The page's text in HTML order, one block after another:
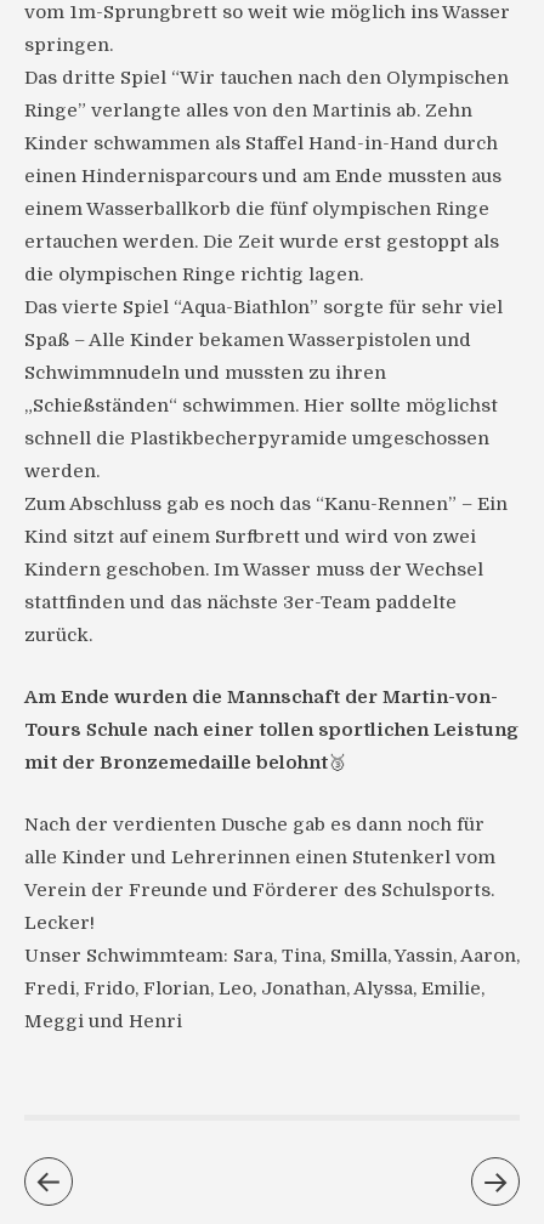
vom 1m-Sprungbrett so weit wie möglich ins Wasser
springen.
Das dritte Spiel “Wir tauchen nach den Olympischen
Ringe” verlangte alles von den Martinis ab. Zehn
Kinder schwammen als Staffel Hand-in-Hand durch
einen Hindernisparcours und am Ende mussten aus
einem Wasserballkorb die fünf olympischen Ringe
ertauchen werden. Die Zeit wurde erst gestoppt als
die olympischen Ringe richtig lagen.
Das vierte Spiel “Aqua-Biathlon” sorgte für sehr viel
Spaß – Alle Kinder bekamen Wasserpistolen und
Schwimmnudeln und mussten zu ihren
„Schießständen“ schwimmen. Hier sollte möglichst
schnell die Plastikbecherpyramide umgeschossen
werden.
Zum Abschluss gab es noch das “Kanu-Rennen” – Ein
Kind sitzt auf einem Surfbrett und wird von zwei
Kindern geschoben. Im Wasser muss der Wechsel
stattfinden und das nächste 3er-Team paddelte
zurück.
Am Ende wurden die Mannschaft der Martin-von-
Tours Schule nach einer tollen sportlichen Leistung
mit der Bronzemedaille belohnt🥉
Nach der verdienten Dusche gab es dann noch für
alle Kinder und Lehrerinnen einen Stutenkerl vom
Verein der Freunde und Förderer des Schulsports.
Lecker!
Unser Schwimmteam: Sara, Tina, Smilla, Yassin, Aaron,
Fredi, Frido, Florian, Leo, Jonathan, Alyssa, Emilie,
Meggi und Henri